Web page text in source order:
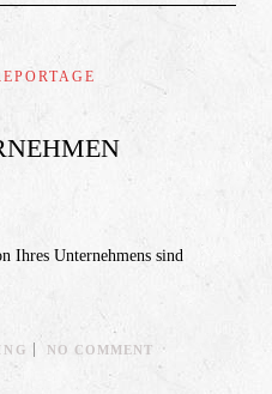
Ihres Unternehmens sind
NO COMMENT